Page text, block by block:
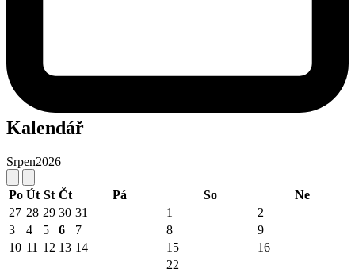
Kalendář
Srpen2026
Po Út St Čt Pá So
Ne
27 28 29 30 31 1
2
3
4 5 6 7 8
9
10 11 12 13 14 15 16
22